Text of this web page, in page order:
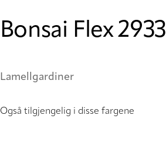
Bonsai Flex 2933
Lamellgardiner
Også tilgjengelig i disse fargene